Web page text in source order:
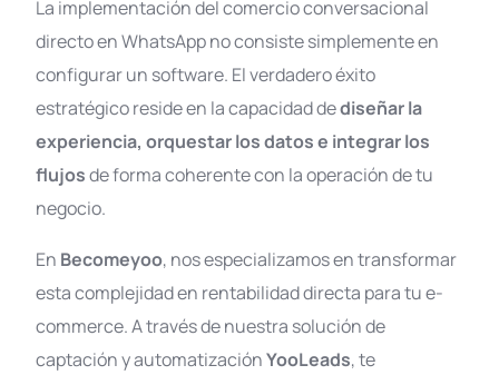
La implementación del comercio conversacional
directo en WhatsApp no consiste simplemente en
configurar un software. El verdadero éxito
estratégico reside en la capacidad dediseñar la
experiencia, orquestar los datos e integrar los
flujosde forma coherente con la operación de tu
negocio.
En Becomeyoo, nos especializamos en transformar
esta complejidad en rentabilidad directa para tu e-
commerce. A través de nuestra solución de
captación y automatizaciónYooLeads, te